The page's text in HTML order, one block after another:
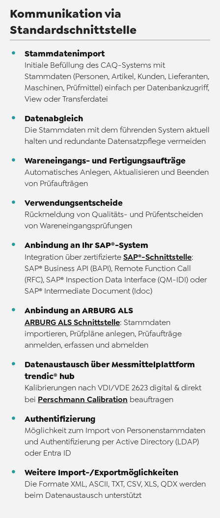
Kommunikation via
Standardschnittstelle
Stammdatenimport
Initiale Befüllung des CAQ-Systems mit
Stammdaten (Personen, Artikel, Kunden, Lieferanten,
Maschinen, Prüfmittel) einfach per Datenbankzugriff,
View oder Transferdatei
Datenabgleich
Die Stammdaten mit dem führenden System aktuell
halten und redundante Datensatzpflege vermeiden
Wareneingangs- und Fertigungsaufträge
Automatisches Anlegen, Aktualisieren und Beenden
von Prüfaufträgen
Verwendungsentscheide
Rückmeldung von Qualitäts- und Prüfentscheiden
von Wareneingangsprüfungen
Anbindung an Ihr SAP®-System
Integration über zertifizierte SAP®-Schnittstelle:
SAP® Business API (BAPI), Remote Function Call
(RFC), SAP® Inspection Data Interface (QM-IDI) oder
SAP® Intermediate Document (Idoc)
Anbindung an ARBURG ALS
ARBURG ALS Schnittstelle: Stammdaten
importieren, Prüfpläne anlegen, Prüfaufträge
anmelden, erfassen und abmelden
Datenaustausch über Messmittelplattform
trendic® hub
Kalibrierungen nach VDI/VDE 2623 digital & direkt
bei Perschmann Calibration beauftragen
Authentifizierung
Möglichkeit zum Import von Personenstammdaten
und Authentifizierung per Active Directory (LDAP)
oder Entra ID
Weitere Import-/Exportmöglichkeiten
Die Formate XML, ASCII, TXT, CSV, XLS, QDX werden
beim Datenaustausch unterstützt